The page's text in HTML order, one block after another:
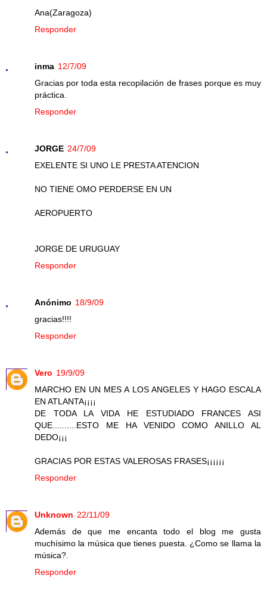
Ana(Zaragoza)
Responder
inma 12/7/09
Gracias por toda esta recopilación de frases porque es muy
práctica.
Responder
JORGE 24/7/09
EXELENTE SI UNO LE PRESTA ATENCION
NO TIENE OMO PERDERSE EN UN
AEROPUERTO
JORGE DE URUGUAY
Responder
Anónimo 18/9/09
gracias!!!!
Responder
Vero 19/9/09
MARCHO EN UN MES A LOS ANGELES Y HAGO ESCALA
EN ATLANTA¡¡¡¡
DE TODA LA VIDA HE ESTUDIADO FRANCES ASI
QUE..........ESTO ME HA VENIDO COMO ANILLO AL
DEDO¡¡¡
GRACIAS POR ESTAS VALEROSAS FRASES¡¡¡¡¡¡
Responder
Unknown 22/11/09
Además de que me encanta todo el blog me gusta
muchísimo la música que tienes puesta. ¿Como se llama la
música?.
Responder